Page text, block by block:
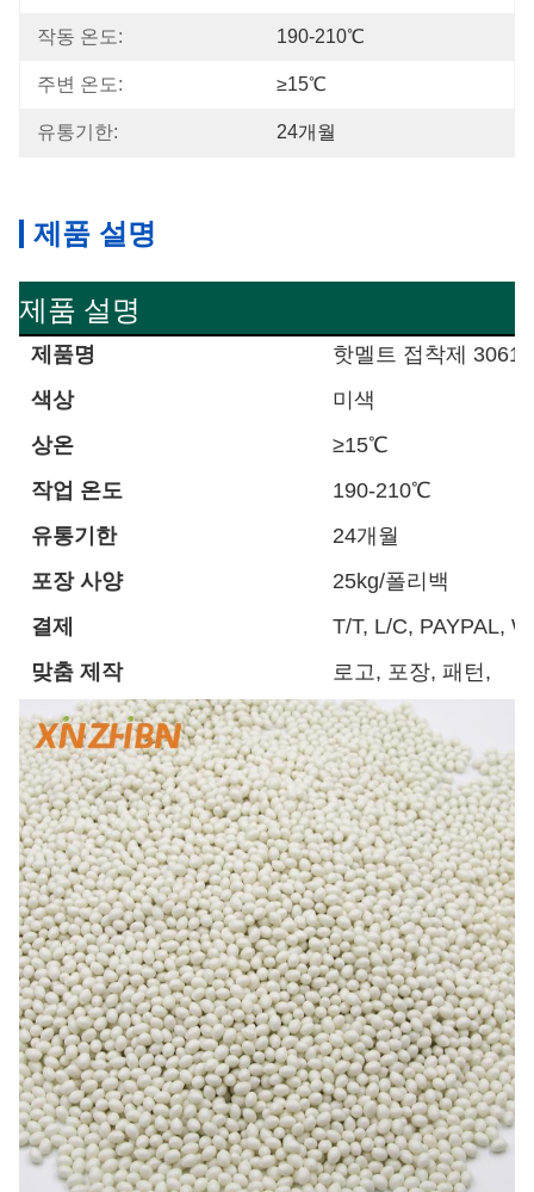
작동 온도: 190-210℃
주변 온도: ≥15℃
유통기한: 24개월
제품 설명
제품 설명
제품명
핫멜트 접착제 3061
색상
미색
상온
≥15℃
작업 온도
190-210℃
유통기한
24개월
포장 사양
25kg/폴리백
결제
T/T, L/C, PAYPAL,
맞춤 제작
로고, 포장, 패턴,